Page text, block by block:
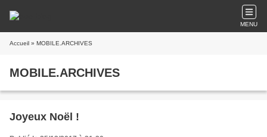
MENU
Accueil » MOBILE.ARCHIVES
MOBILE.ARCHIVES
Joyeux Noël !